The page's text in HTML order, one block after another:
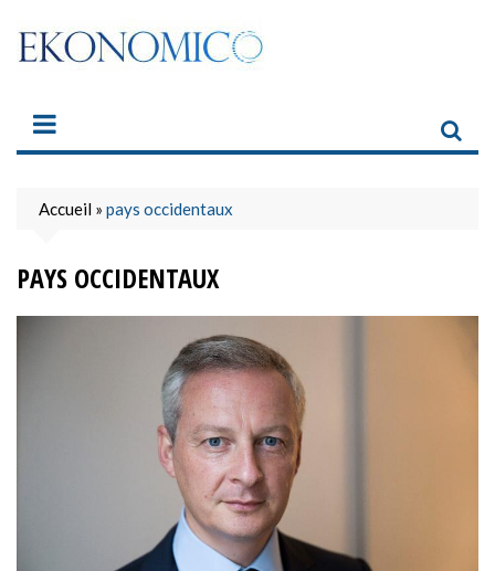
content
Accueil » pays occidentaux
PAYS OCCIDENTAUX